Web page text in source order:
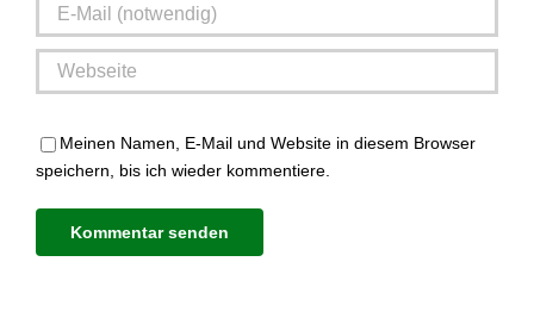
Meinen Namen, E-Mail und Website in diesem Browser
speichern, bis ich wieder kommentiere.